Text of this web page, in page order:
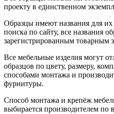
проекту в единственном
Образцы имеют названия для их
поиска по сайту, все названия
зарегистрированным товарным
Все мебельные изделия могут
образцов по цвету, размеру,
способами монтажа и
фурнитуры.
Способ монтажа и крепёж
выбирается производителем по